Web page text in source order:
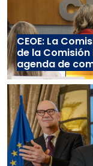
CEOE: La
de la Comisión
agenda de